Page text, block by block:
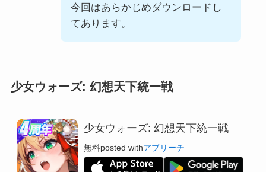
今回はあらかじめダウンロードし
てあります。
少女ウォーズ: 幻想天下統一戦
少女ウォーズ: 幻想天下統一戦
無料posted withアプリーチ